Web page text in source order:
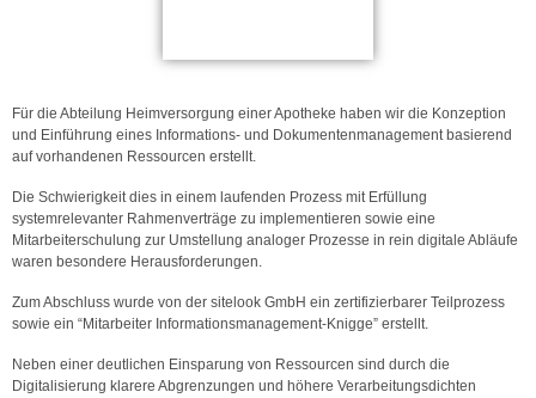
Für die Abteilung Heimversorgung einer Apotheke haben wir die Konzeption
und Einführung eines Informations- und Dokumentenmanagement basierend
auf vorhandenen Ressourcen erstellt.
Die Schwierigkeit dies in einem laufenden Prozess mit Erfüllung
systemrelevanter Rahmenverträge zu implementieren sowie eine
Mitarbeiterschulung zur Umstellung analoger Prozesse in rein digitale Abläufe
waren besondere Herausforderungen.
Zum Abschluss wurde von der sitelook GmbH ein zertifizierbarer Teilprozess
sowie ein “Mitarbeiter Informationsmanagement-Knigge” erstellt.
Neben einer deutlichen Einsparung von Ressourcen sind durch die
Digitalisierung klarere Abgrenzungen und höhere Verarbeitungsdichten